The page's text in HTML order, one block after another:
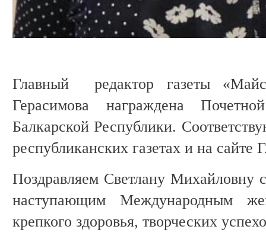
Главный редактор газеты
Герасимова награждена
Балкарской Республики.
республиканских газетах и на сайте
Поздравляем Светлану Михайловну
наступающим Международным
крепкого здоровья, творческих